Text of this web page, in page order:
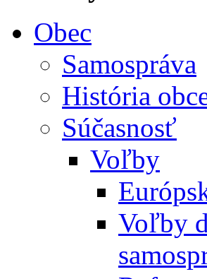
Obec
Samospráva
História
Súčasnosť
Voľby
Voľby